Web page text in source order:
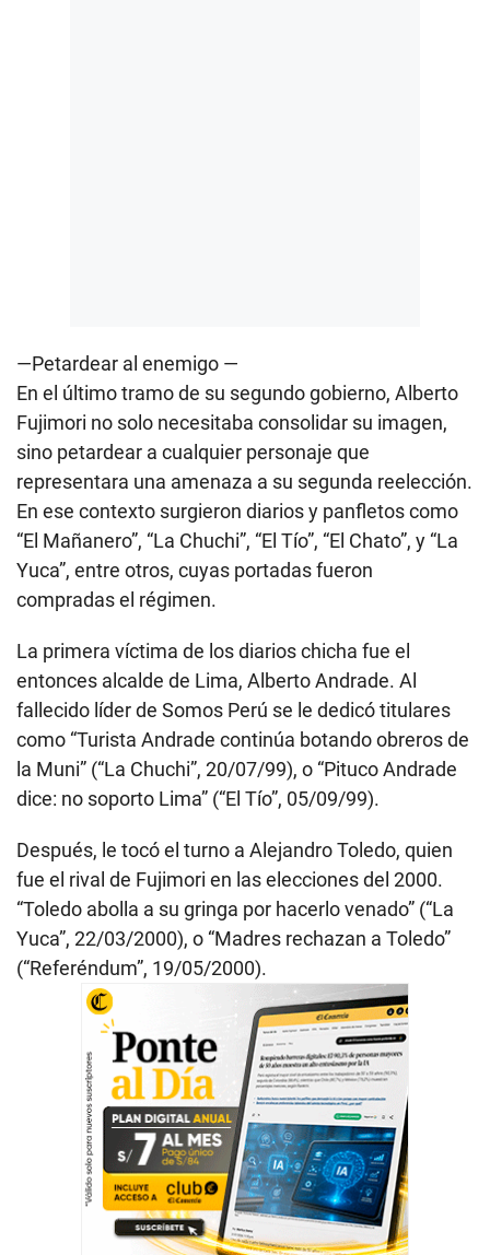
—Petardear al enemigo —
En el último tramo de su segundo gobierno, Alberto
Fujimori no solo necesitaba consolidar su imagen,
sino petardear a cualquier personaje que
representara una amenaza a su segunda reelección.
En ese contexto surgieron diarios y panfletos como
“El Mañanero”, “La Chuchi”, “El Tío”, “El Chato”, y “La
Yuca”, entre otros, cuyas portadas fueron
compradas el régimen.
La primera víctima de los diarios chicha fue el
entonces alcalde de Lima, Alberto Andrade. Al
fallecido líder de Somos Perú se le dedicó titulares
como “Turista Andrade continúa botando obreros de
la Muni” (“La Chuchi”, 20/07/99), o “Pituco Andrade
dice: no soporto Lima” (“El Tío”, 05/09/99).
Después, le tocó el turno a Alejandro Toledo, quien
fue el rival de Fujimori en las elecciones del 2000.
“Toledo abolla a su gringa por hacerlo venado” (“La
Yuca”, 22/03/2000), o “Madres rechazan a Toledo”
(“Referéndum”, 19/05/2000).